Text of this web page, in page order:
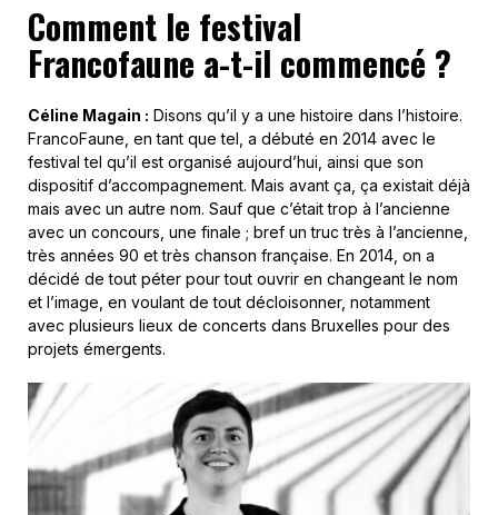
Comment le festival
Francofaune a-t-il commencé ?
Céline Magain : Disons qu’il y a une histoire dans l’histoire.
FrancoFaune, en tant que tel, a débuté en 2014 avec le
festival tel qu’il est organisé aujourd’hui, ainsi que son
dispositif d’accompagnement. Mais avant ça, ça existait déjà
mais avec un autre nom. Sauf que c’était trop à l’ancienne
avec un concours, une finale ; bref un truc très à l’ancienne,
très années 90 et très chanson française. En 2014, on a
décidé de tout péter pour tout ouvrir en changeant le nom
et l’image, en voulant de tout décloisonner, notamment
avec plusieurs lieux de concerts dans Bruxelles pour des
projets émergents.